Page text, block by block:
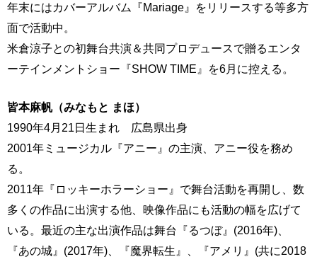
年末にはカバーアルバム『Mariage』をリリースする等多方
面で活動中。
米倉涼子との初舞台共演＆共同プロデュースで贈るエンタ
ーテインメントショー『SHOW TIME』を6月に控える。
皆本麻帆（みなもと まほ）
1990年4月21日生まれ 広島県出身
2001年ミュージカル『アニー』の主演、アニー役を務め
る。
2011年『ロッキーホラーショー』で舞台活動を再開し、数
多くの作品に出演する他、映像作品にも活動の幅を広げて
いる。最近の主な出演作品は舞台『るつぼ』(2016年)、
『あの城』(2017年)、『魔界転生』、『アメリ』(共に2018